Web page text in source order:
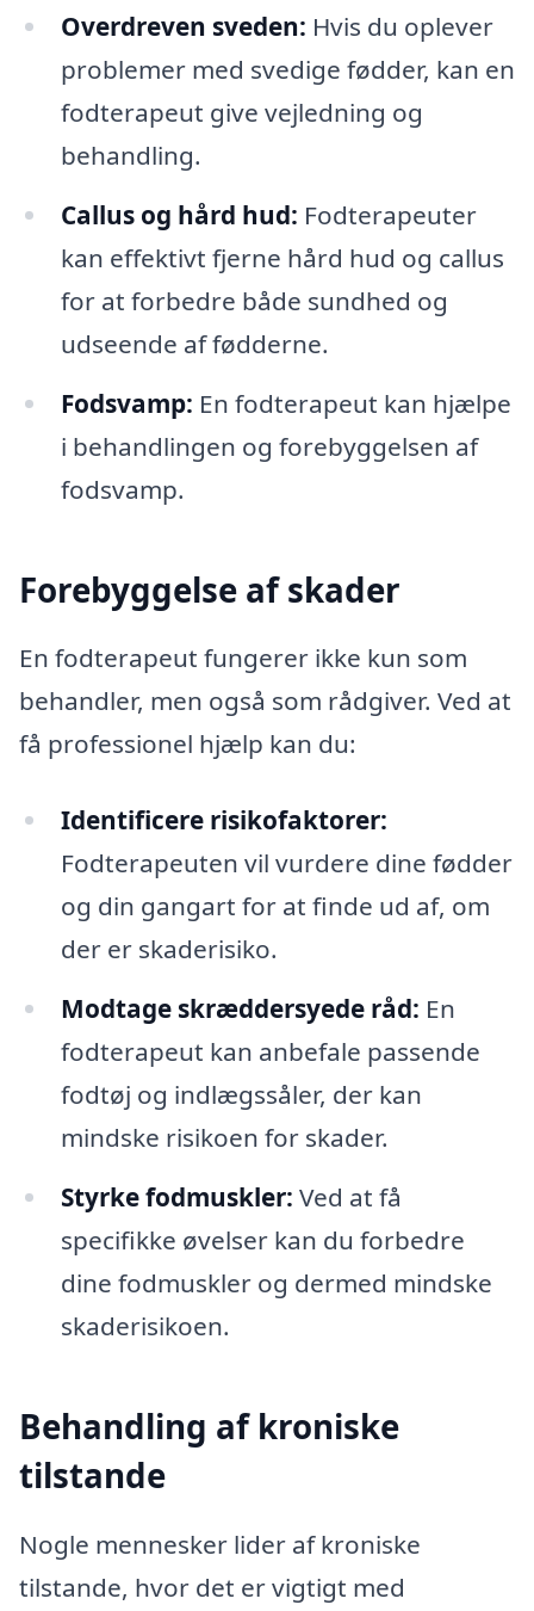
Overdreven sveden: Hvis du oplever
problemer med svedige fødder, kan en
fodterapeut give vejledning og
behandling.
Callus og hård hud: Fodterapeuter
kan effektivt fjerne hård hud og callus
for at forbedre både sundhed og
udseende af fødderne.
Fodsvamp: En fodterapeut kan hjælpe
i behandlingen og forebyggelsen af
fodsvamp.
Forebyggelse af skader
En fodterapeut fungerer ikke kun som
behandler, men også som rådgiver. Ved at
få professionel hjælp kan du:
Identificere risikofaktorer:
Fodterapeuten vil vurdere dine fødder
og din gangart for at finde ud af, om
der er skaderisiko.
Modtage skræddersyede råd: En
fodterapeut kan anbefale passende
fodtøj og indlægssåler, der kan
mindske risikoen for skader.
Styrke fodmuskler: Ved at få
specifikke øvelser kan du forbedre
dine fodmuskler og dermed mindske
skaderisikoen.
Behandling af kroniske
tilstande
Nogle mennesker lider af kroniske
tilstande, hvor det er vigtigt med